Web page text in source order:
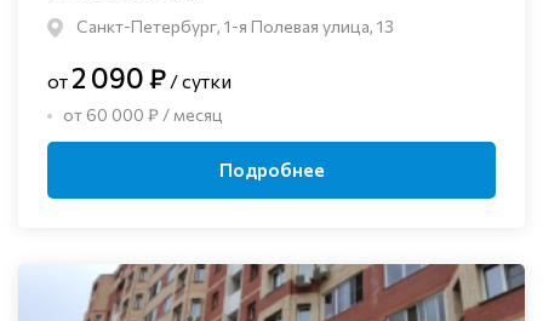
Санкт-Петербург, 1-я Полевая улица, 13
от 2 090 ₽ / сутки
от 60 000 ₽ / месяц
Подробнее